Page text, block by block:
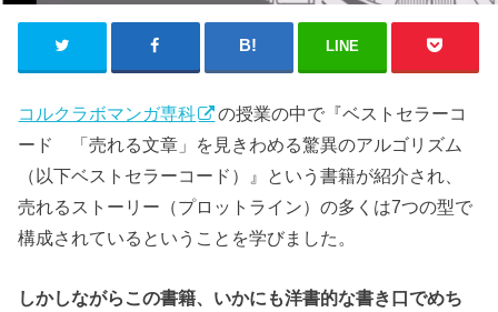
LINE
コルクラボマンガ専科
の授業の中で『ベストセラーコ
ード 「売れる文章」を見きわめる驚異のアルゴリズム
（以下ベストセラーコード）』という書籍が紹介され、
売れるストーリー（プロットライン）の多くは7つの型で
構成されているということを学びました。
しかしながらこの書籍、いかにも洋書的な書き口でめち